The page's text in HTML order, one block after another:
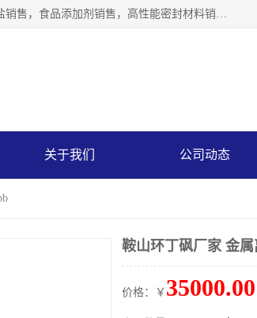
沈阳默塔化学有限公司经营范围包括：化工产品销售，专用化学产品销售，非食用盐销售，食品添加剂销售，高性能密封材料销售，涂料销售，合成材料销售，工程塑料及合成树脂销售等；主要产品有高纯电子级环丁砜，总金属离子可控制在ppb级别、纯度高、颜色浅、耐高温分解时间长，特别适合于半导体制造，硅片晶圆制造，清洗湿电子化学品，锂电池电解液，电子油墨，特种材料等高端行业；也适用于医药合成。
关于我们 公司动态
鞍山环丁砜厂家 金
价格：￥ 35000.00